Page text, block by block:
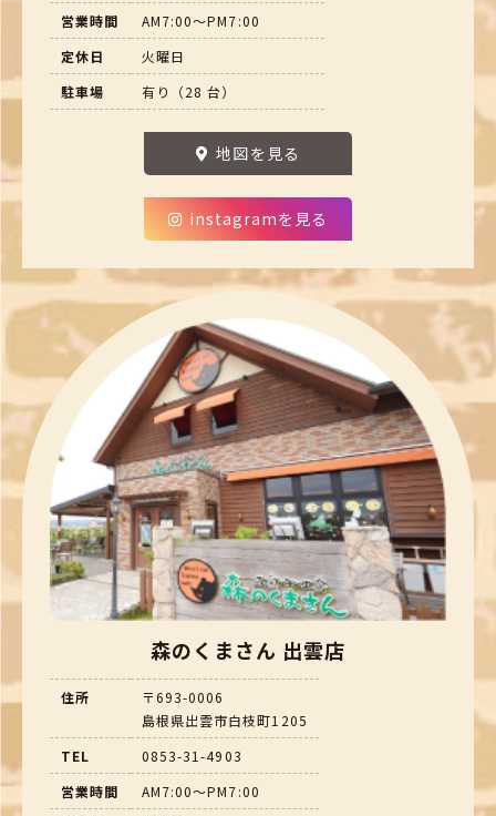
営業時間
AM7:00～PM7:00
定休日
火曜日
駐車場
有り（28 台）
地図を見る
instagramを見る
森のくまさん 出雲店
住所
〒693-0006
島根県出雲市白枝町1205
TEL
0853-31-4903
営業時間
AM7:00～PM7:00